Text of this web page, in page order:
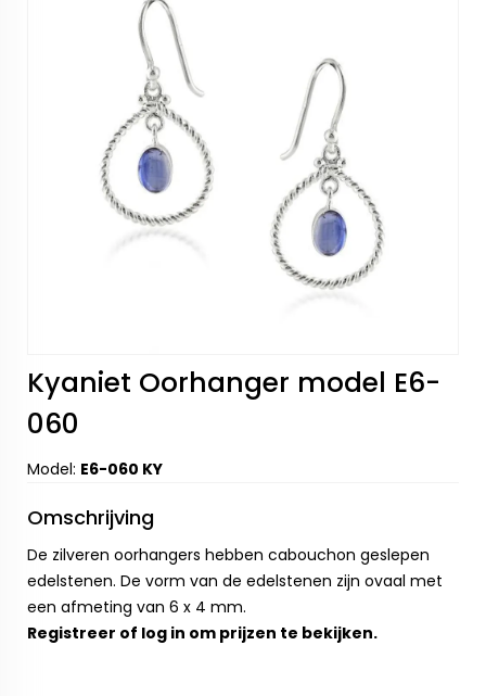
Kyaniet Oorhanger model E6-
060
Model: E6-060 KY
Omschrijving
De zilveren oorhangers hebben cabouchon geslepen
edelstenen. De vorm van de edelstenen zijn ovaal met
een afmeting van 6 x 4 mm.
Registreer of log in om prijzen te bekijken.